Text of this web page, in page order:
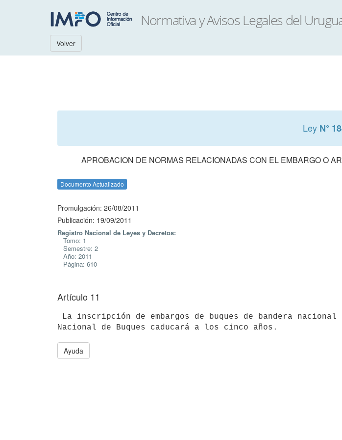
Volver
Ley N°
APROBACION DE NORMAS RELACIONADAS CON EL EMBARGO O
Documento Actualizado
Promulgación: 26/08/2011
Publicación: 19/09/2011
Registro Nacional de Leyes y Decretos:
Tomo: 1
Semestre: 2
Año: 2011
Página: 610
Artículo 11
Ayuda